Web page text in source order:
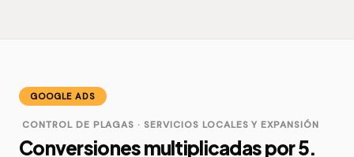
GOOGLE ADS
CONTROL DE PLAGAS · SERVICIOS LOCALES Y EXPANSIÓN
Conversiones multiplicadas por 5.